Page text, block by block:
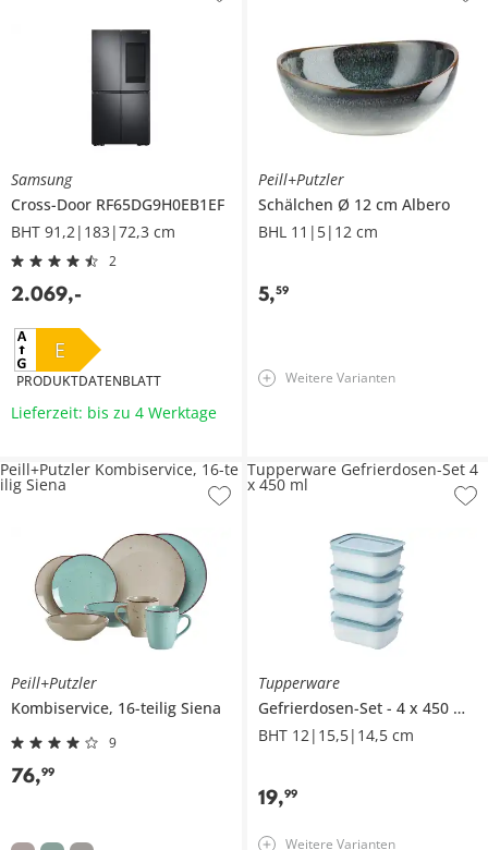
Samsung
Cross-Door RF65DG9H0EB1EF
BHT 91,2|183|72,3 cm
2
2.069,-
E
PRODUKTDATENBLATT
Lieferzeit: bis zu 4 Werktage
Peill+Putzler
Schälchen Ø 12 cm Albero
BHL 11|5|12 cm
5,59
Weitere Varianten
Peill+Putzler
Kombiservice, 16-teilig Siena
9
76,99
Peill+Putzler Kombiservice, 16-te
ilig Siena
Tupperware
Gefrierdosen-Set
4 x 450 ml
BHT 12|15,5|14,5 cm
19,99
Tupperware Gefrierdosen-Set 4
x 450 ml
Weitere Varianten